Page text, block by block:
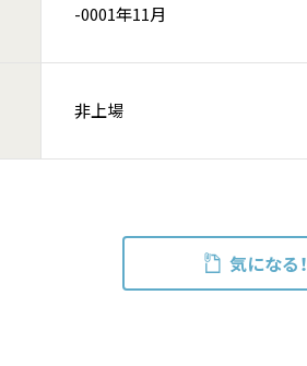
-0001年11月
非上場
気になる！